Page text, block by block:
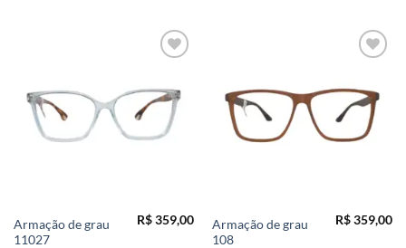
Armação de grau
11027
R$359,00
Armação de grau
108
R$359,00